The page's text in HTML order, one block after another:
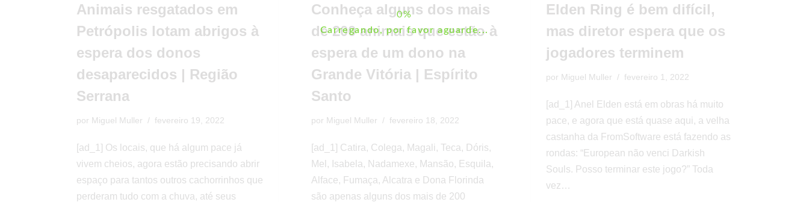
Carregando, por favor aguarde...
Animais resgatados em
Petrópolis lotam abrigos à
espera dos donos
desaparecidos | Região
Serrana
por Miguel Muller fevereiro 19, 2022
[ad_1] Os locais, que há algum pace já
vivem cheios, agora estão precisando abrir
espaço para tantos outros cachorrinhos que
perderam tudo com a chuva, até seus
Conheça alguns dos mais
de 200 animais que estão à
espera de um dono na
Grande Vitória | Espírito
Santo
por Miguel Muller fevereiro 18, 2022
[ad_1] Catira, Colega, Magali, Teca, Dóris,
Mel, Isabela, Nadamexe, Mansão, Esquila,
Alface, Fumaça, Alcatra e Dona Florinda
são apenas alguns dos mais de 200
Elden Ring é bem difícil,
mas diretor espera que os
jogadores terminem
por Miguel Muller fevereiro 1, 2022
[ad_1] Anel Elden está em obras há muito
pace, e agora que está quase aqui, a velha
castanha da FromSoftware está fazendo as
rondas: “European não venci Darkish
Souls. Posso terminar este jogo?” Toda
vez…